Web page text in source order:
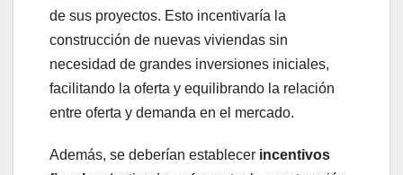
de sus proyectos. Esto incentivaría la
construcción de nuevas viviendas sin
necesidad de grandes inversiones iniciales,
facilitando la oferta y equilibrando la relación
entre oferta y demanda en el mercado.
Además, se deberían establecer incentivos